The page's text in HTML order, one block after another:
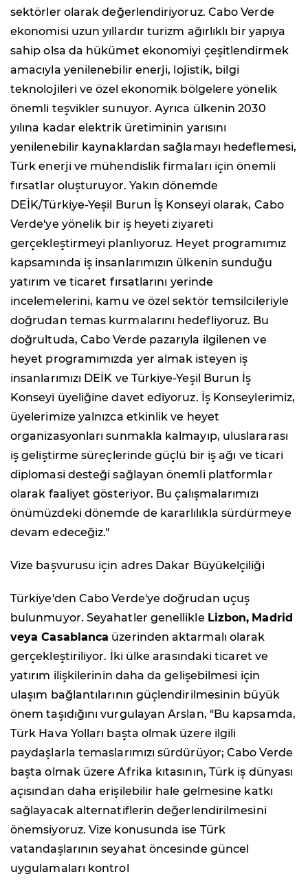
sektörler olarak değerlendiriyoruz. Cabo Verde
ekonomisi uzun yıllardır turizm ağırlıklı bir yapıya
sahip olsa da hükümet ekonomiyi çeşitlendirmek
amacıyla yenilenebilir enerji, lojistik, bilgi
teknolojileri ve özel ekonomik bölgelere yönelik
önemli teşvikler sunuyor. Ayrıca ülkenin 2030
yılına kadar elektrik üretiminin yarısını
yenilenebilir kaynaklardan sağlamayı hedeflemesi,
Türk enerji ve mühendislik firmaları için önemli
fırsatlar oluşturuyor. Yakın dönemde
DEİK/Türkiye-Yeşil Burun İş Konseyi olarak, Cabo
Verde'ye yönelik bir iş heyeti ziyareti
gerçekleştirmeyi planlıyoruz. Heyet programımız
kapsamında iş insanlarımızın ülkenin sunduğu
yatırım ve ticaret fırsatlarını yerinde
incelemelerini, kamu ve özel sektör temsilcileriyle
doğrudan temas kurmalarını hedefliyoruz. Bu
doğrultuda, Cabo Verde pazarıyla ilgilenen ve
heyet programımızda yer almak isteyen iş
insanlarımızı DEİK ve Türkiye-Yeşil Burun İş
Konseyi üyeliğine davet ediyoruz. İş Konseylerimiz,
üyelerimize yalnızca etkinlik ve heyet
organizasyonları sunmakla kalmayıp, uluslararası
iş geliştirme süreçlerinde güçlü bir iş ağı ve ticari
diplomasi desteği sağlayan önemli platformlar
olarak faaliyet gösteriyor. Bu çalışmalarımızı
önümüzdeki dönemde de kararlılıkla sürdürmeye
devam edeceğiz."
Vize başvurusu için adres Dakar Büyükelçiliği
Türkiye'den Cabo Verde'ye doğrudan uçuş
bulunmuyor. Seyahatler genellikle Lizbon, Madrid
veya Casablanca üzerinden aktarmalı olarak
gerçekleştiriliyor. İki ülke arasındaki ticaret ve
yatırım ilişkilerinin daha da gelişebilmesi için
ulaşım bağlantılarının güçlendirilmesinin büyük
önem taşıdığını vurgulayan Arslan, "Bu kapsamda,
Türk Hava Yolları başta olmak üzere ilgili
paydaşlarla temaslarımızı sürdürüyor; Cabo Verde
başta olmak üzere Afrika kıtasının, Türk iş dünyası
açısından daha erişilebilir hale gelmesine katkı
sağlayacak alternatiflerin değerlendirilmesini
önemsiyoruz. Vize konusunda ise Türk
vatandaşlarının seyahat öncesinde güncel
uygulamaları kontrol